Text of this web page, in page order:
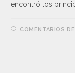
encontró los
COMENTARIOS